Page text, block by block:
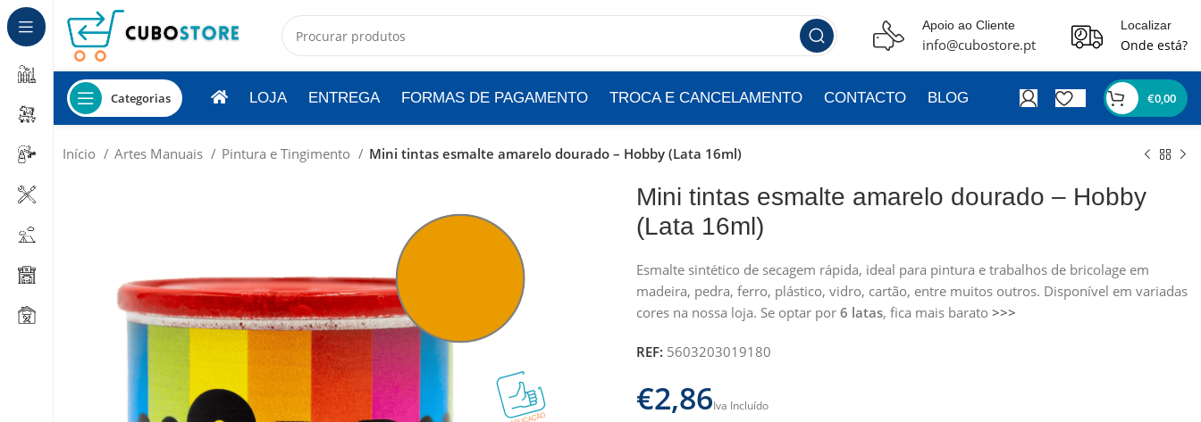
Apoio ao Cliente
info@cubostore.pt
Localizar
Onde está?
Categorias LOJA ENTREGA FORMAS DE PAGAMENTO TROCA E CANCELAMENTO CONTACTO BLOG €0,00
Início Artes Manuais Pintura e Tingimento Mini tintas esmalte amarelo dourado – Hobby (Lata 16ml)
Mini tintas esmalte amarelo dourado – Hobby
(Lata 16ml)
Esmalte sintético de secagem rápida, ideal para pintura e trabalhos de bricolage em
madeira, pedra, ferro, plástico, vidro, cartão, entre muitos outros. Disponível em variadas
cores na nossa loja. Se optar por 6 latas, fica mais barato >>>
REF: 5603203019180
€